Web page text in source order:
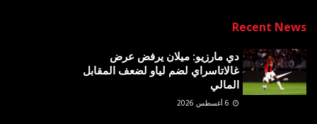
Recent News
دي مارزيو: ميلان يرفض عرض
غالاتاسراي لضم لياو لضعف المقابل
المالي